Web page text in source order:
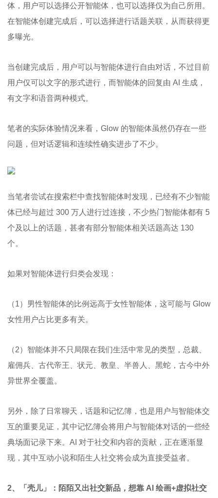
体，用户可以选择公开智能体，也可以选择仅为自己所用。
在智能体创建完成后，可以选择进行话题关联，从而获得更
多曝光。
当创建完成后，用户可以与智能体进行自由对话，不过目前
用户仅可以文字的形式进行，而智能体的回复由 AI 生成，
有文字和语音两种模式。
笔者的实际体验情况来看，Glow 的智能体虽然仍存在一些
问题，但对话逻辑和连续性确实进步了不少。
当笔者尝试在搜索栏中查找智能体时发现，已经有不少智能
体已经与超过 300 万人进行过连接，不少热门智能体都有 5
个及以上的话题，甚者有部分智能体相关话题高达 130
个。
如果对智能体进行归类会发现：
（1）男性智能体的比例远高于女性智能体，这可能与 Glow
女性用户占比更多有关。
（2）智能体并不只局限在我们生活中常见的类型，总裁、
雇佣兵、古代帝王、状元、教皇、半兽人、黑蛇，古今中外
异世界全覆盖。
另外，除了日常聊天，话题和记忆簿，也是用户与智能体交
互的重要见证，其中记忆簿会将用户与智能体对话的一些经
典场面记录下来。AI 对于社交和内容的贡献，正在逐渐显
现，其中互动小说和陌生人社交将会成为直接受益者。
2、「壳儿」：陌陌又出社交新品，想靠 AI 绘画+虚拟社交